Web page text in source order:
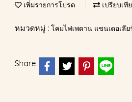
เพิ่มรายการโปรด เปรียบเที
หมวดหมู่ : โคมไฟเพดาน แชนเดอเลีย
Share